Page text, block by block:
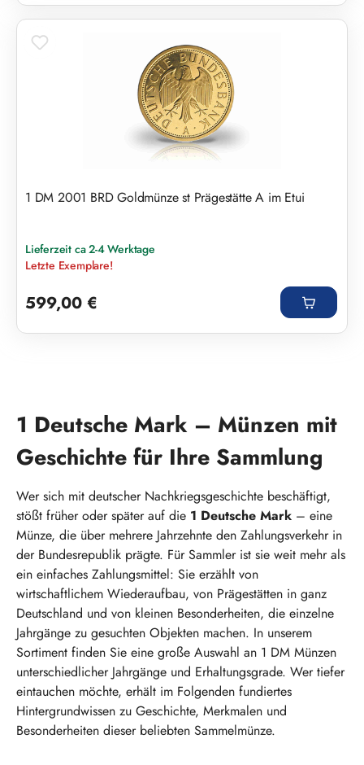
1 DM 2001 BRD Goldmünze st Prägestätte A im Etui
Lieferzeit ca 2-4 Werktage
Letzte Exemplare!
599,00 €
1 Deutsche Mark – Münzen mit
Geschichte für Ihre Sammlung
Wer sich mit deutscher Nachkriegsgeschichte beschäftigt,
stößt früher oder später auf die 1 Deutsche Mark – eine
Münze, die über mehrere Jahrzehnte den Zahlungsverkehr in
der Bundesrepublik prägte. Für Sammler ist sie weit mehr als
ein einfaches Zahlungsmittel: Sie erzählt von
wirtschaftlichem Wiederaufbau, von Prägestätten in ganz
Deutschland und von kleinen Besonderheiten, die einzelne
Jahrgänge zu gesuchten Objekten machen. In unserem
Sortiment finden Sie eine große Auswahl an 1 DM Münzen
unterschiedlicher Jahrgänge und Erhaltungsgrade. Wer tiefer
eintauchen möchte, erhält im Folgenden fundiertes
Hintergrundwissen zu Geschichte, Merkmalen und
Besonderheiten dieser beliebten Sammelmünze.